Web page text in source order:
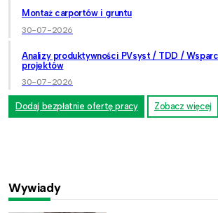
Montaż carportów i gruntu
30-07-2026
Analizy produktywności PVsyst / TDD /
projektów
30-07-2026
Dodaj bezpłatnie ofertę pracy Zobacz więcej
Wywiady